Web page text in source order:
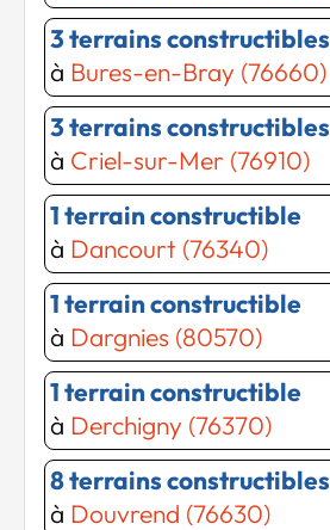
Chargement...
Chargement...
3 terrains constructibles
à Bures-en-Bray (76660)
3 terrains constructibles
à Criel-sur-Mer (76910)
1 terrain constructible
à Dancourt (76340)
1 terrain constructible
à Dargnies (80570)
1 terrain constructible
à Derchigny (76370)
8 terrains constructibles
à Douvrend (76630)